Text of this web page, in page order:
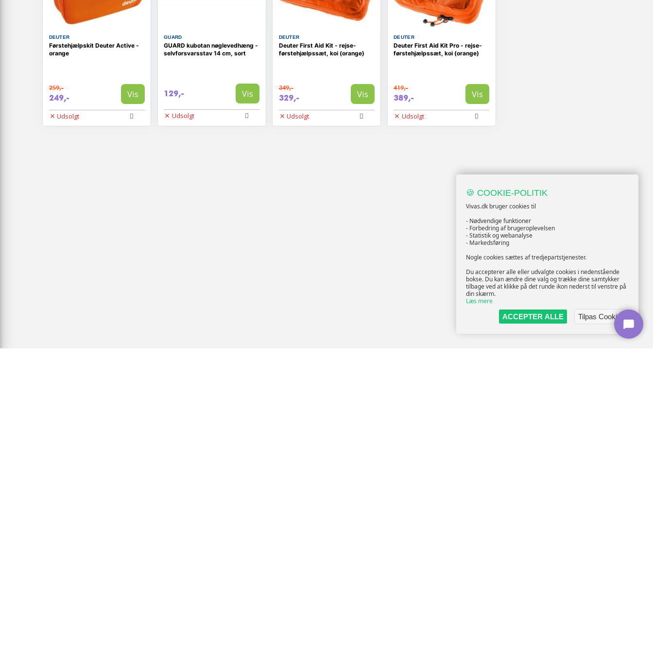
DEUTER
Førstehjælpskit Deuter Active -
orange
259,-
249,- Vis
Udsolgt
GUARD
GUARD kubotan nøglevedhæng -
selvforsvarsstav 14 cm, sort
129,- Vis
Udsolgt
DEUTER
Deuter First Aid Kit - rejse-
førstehjælpssæt, koi (orange)
349,-
329,- Vis
Udsolgt
DEUTER
Deuter First Aid Kit Pro - rejse-
førstehjælpssæt, koi (orange)
419,-
389,- Vis
Udsolgt
🍪 COOKIE-POLITIK
Vivas.dk bruger cookies til
- Nødvendige funktioner
- Forbedring af brugeroplevelsen
- Statistik og webanalyse
- Markedsføring
Nogle cookies sættes af tredjepartstjenester.
Du accepterer alle eller udvalgte cookies i nedenstående
bokse. Du kan ændre dine valg og trække dine samtykker
tilbage ved at klikke på det runde ikon nederst til venstre på
din skærm.
Læs mere
ACCEPTER ALLE
Tilpas Cookies